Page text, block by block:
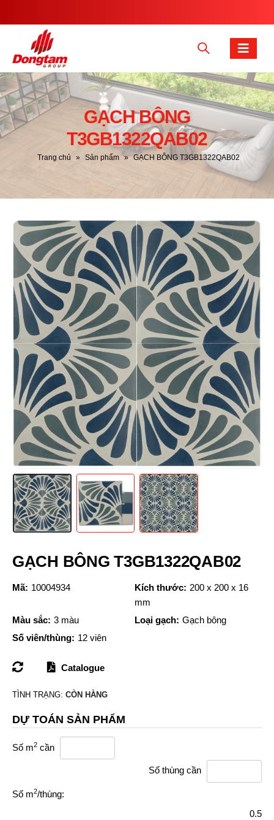
GẠCH BÔNG
T3GB1322QAB02
Trang chủ » Sản phẩm » GẠCH BÔNG T3GB1322QAB02
GẠCH BÔNG T3GB1322QAB02
Mã: 10004934 Kích thước: 200 x 200 x 16
mm
Màu sắc: 3 màu Loại gạch: Gạch bông
Số viên/thùng: 12 viên
Catalogue
TÌNH TRẠNG: CÒN HÀNG
DỰ TOÁN SẢN PHẨM
Số m2 cần
Số thùng cần
Số m2/thùng:
0.5